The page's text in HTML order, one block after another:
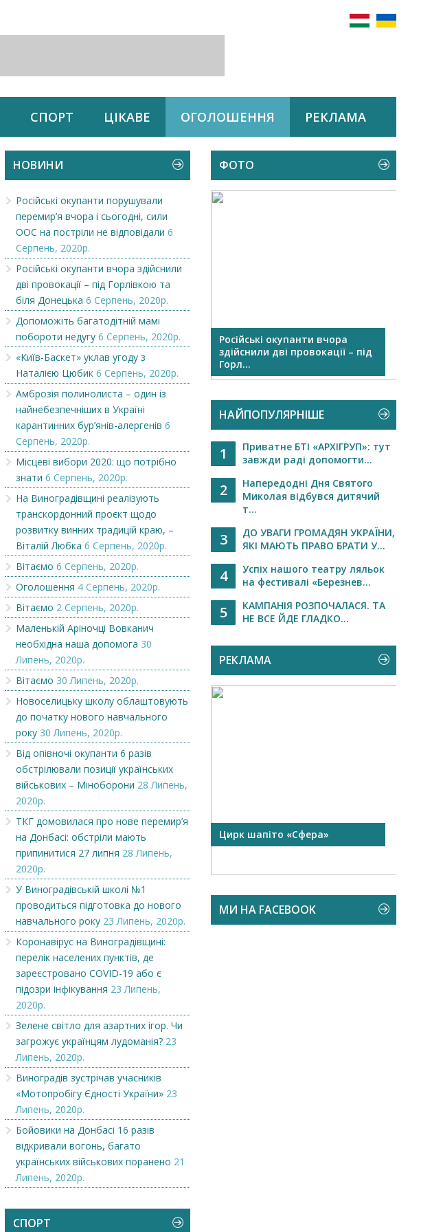
СПОРТ ЦІКАВЕ ОГОЛОШЕННЯ РЕКЛАМА
НОВИНИ
Російські окупанти порушували
перемир’я вчора і сьогодні, сили
ООС на постріли не відповідали 6
Серпень, 2020р.
Російські окупанти вчора здійснили
дві провокації – під Горлівкою та
біля Донецька 6 Серпень, 2020р.
Допоможіть багатодітній мамі
побороти недугу 6 Серпень, 2020р.
«Київ-Баскет» уклав угоду з
Наталією Цюбик 6 Серпень, 2020р.
Амброзія полинолиста – один із
найнебезпечніших в Україні
карантинних бур’янів-алергенів 6
Серпень, 2020р.
Місцеві вибори 2020: що потрібно
знати 6 Серпень, 2020р.
На Виноградівщині реалізують
транскордонний проєкт щодо
розвитку винних традицій краю, –
Віталій Любка 6 Серпень, 2020р.
Вітаємо 6 Серпень, 2020р.
Оголошення 4 Серпень, 2020р.
Вітаємо 2 Серпень, 2020р.
Маленькій Аріночці Вовканич
необхідна наша допомога 30
Липень, 2020р.
Вітаємо 30 Липень, 2020р.
Новоселицьку школу облаштовують
до початку нового навчального
року 30 Липень, 2020р.
Від опівночі окупанти 6 разів
обстрілювали позиції українських
військових – Міноборони 28 Липень,
2020р.
ТКГ домовилася про нове перемир’я
на Донбасі: обстріли мають
припинитися 27 липня 28 Липень,
2020р.
У Виноградівській школі №1
проводиться підготовка до нового
навчального року 23 Липень, 2020р.
Коронавірус на Виноградівщині:
перелік населених пунктів, де
зареєстровано COVID-19 або є
підозри інфікування 23 Липень,
2020р.
Зелене світло для азартних ігор. Чи
загрожує українцям лудоманія? 23
Липень, 2020р.
Виноградів зустрічав учасників
«Мотопробігу Єдності України» 23
Липень, 2020р.
Бойовики на Донбасі 16 разів
відкривали вогонь, багато
українських військових поранено 21
Липень, 2020р.
СПОРТ
ФОТО
Російські окупанти
порушували перемир’я вчора і
сьогодні, си...
Російські окупанти вчора
здійснили дві провокації – під
Горл...
НАЙПОПУЛЯРНІШЕ
1
Приватне БТІ «АРХІГРУП»: тут
завжди раді допомогти...
2
Напередодні Дня Святого
Миколая відбувся дитячий
т...
3
ДО УВАГИ ГРОМАДЯН УКРАЇНИ,
ЯКІ МАЮТЬ ПРАВО БРАТИ У...
4
Успіх нашого театру ляльок
на фестивалі «Березнев...
5
КАМПАНІЯ РОЗПОЧАЛАСЯ. ТА
НЕ ВСЕ ЙДЕ ГЛАДКО...
РЕКЛАМА
Викупимо бруньки чорної
смородини...
Цирк шапіто «Сфера»
МИ НА FACEBOOK